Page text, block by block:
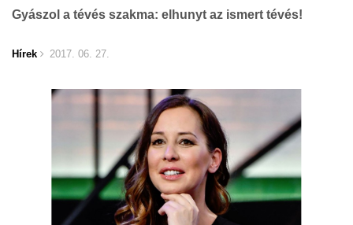
Gyászol a tévés szakma: elhunyt az ismert tévés!
Hírek 2017. 06. 27.